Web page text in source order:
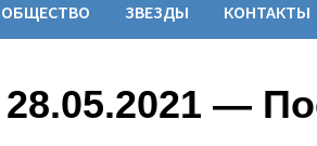
ОБЩЕСТВО ЗВЕЗДЫ КОНТАКТЫ
—